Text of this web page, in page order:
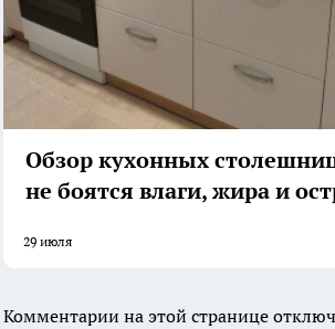
Обзор кухонных
не боятся влаги, жира и
29 июля
Комментарии на этой странице